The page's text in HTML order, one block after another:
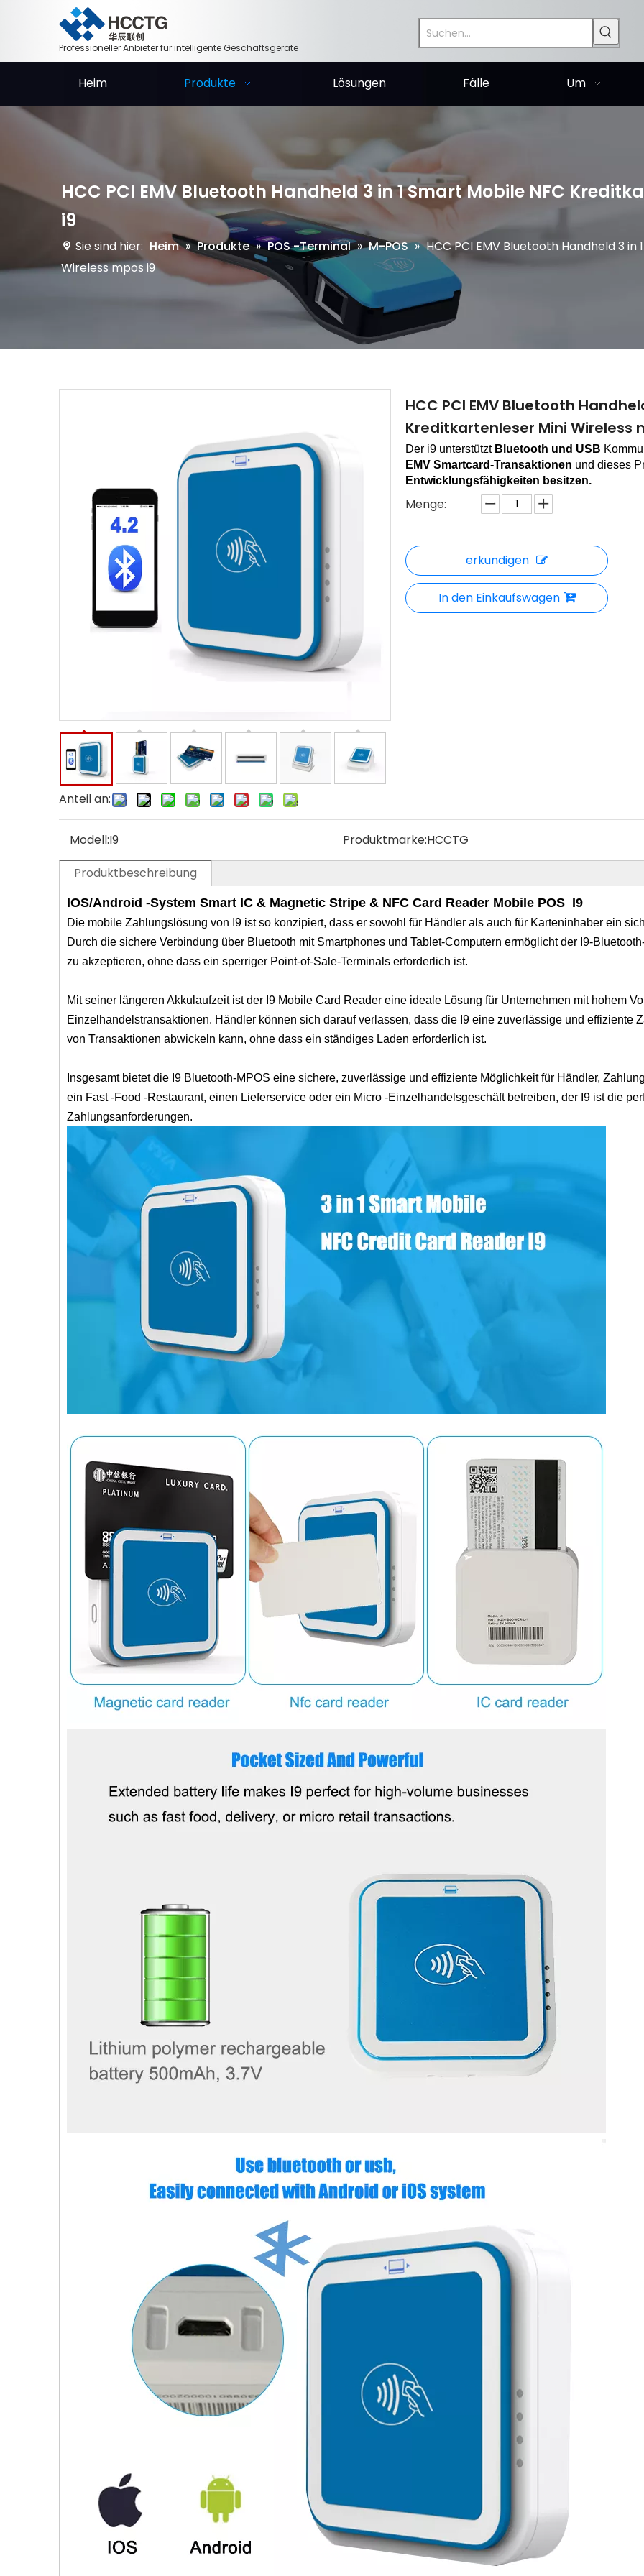
Professioneller Anbieter für intelligente Geschäftsgeräte
Heim Produkte Lösungen Fälle Um
HCC PCI EMV Bluetooth Handheld 3 in 1 Smart Mobile NFC
i9
Sie sind hier: Heim » Produkte » POS -Terminal » M-POS » HCC PCI EMV Bluetooth Handheld 3
Wireless mpos i9
Anteil an:
HCC PCI EMV Bluetooth
Kreditkartenleser Mini Wireless
Der i9 unterstützt Bluetooth und USB
EMV Smartcard-Transaktionen und dieses
Entwicklungsfähigkeiten besitzen.
Menge:
erkundigen
In den Einkaufswagen
Modell:I9 Produktmarke:HCCTG
Produktbeschreibung
IOS/Android -System Smart IC & Magnetic Stripe & NFC Card Reader Mobile POS I9
Die mobile Zahlungslösung von I9 ist so konzipiert, dass er sowohl für Händler als auch für Karteninhaber ein
Durch die sichere Verbindung über Bluetooth mit Smartphones und Tablet-Computern ermöglicht der I9-
zu akzeptieren, ohne dass ein sperriger Point-of-Sale-Terminals erforderlich ist.
Mit seiner längeren Akkulaufzeit ist der I9 Mobile Card Reader eine ideale Lösung für Unternehmen mit hohem
Einzelhandelstransaktionen. Händler können sich darauf verlassen, dass die I9 eine zuverlässige und effiziente
von Transaktionen abwickeln kann, ohne dass ein ständiges Laden erforderlich ist.
Insgesamt bietet die I9 Bluetooth-MPOS eine sichere, zuverlässige und effiziente Möglichkeit für Händler,
ein Fast -Food -Restaurant, einen Lieferservice oder ein Micro -Einzelhandelsgeschäft betreiben, der I9 ist die
Zahlungsanforderungen.